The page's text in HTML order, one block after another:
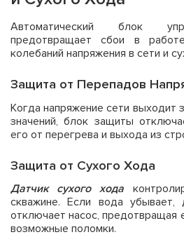
Автоматический блок
предотвращает сбои в
колебаний напряжения в сети и
Защита от Перепадов
Когда напряжение сети выходит
значений, блок защиты
его от перегрева и выхода из
Защита от Сухого Хода
Датчик сухого хода
скважине. Если вода убывает,
отключает насос, предотвращая
возможные поломки.